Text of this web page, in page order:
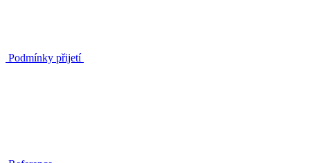
Podmínky přijetí